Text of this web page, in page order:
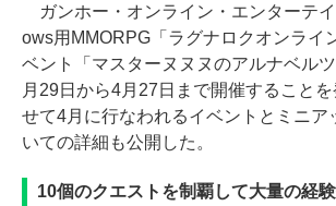
ガンホー・オンライン・エンターテ
ows用MMORPG「ラグナロクオンライ
ベント「マスターヌヌヌのアルナベル
月29日から4月27日まで開催すること
せて4月に行なわれるイベントとミニア
いての詳細も公開した。
10個のクエストを制覇して大量の経